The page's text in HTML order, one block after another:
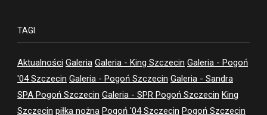
TAGI
Aktualności Galeria Galeria - King Szczecin Galeria - Pogoń
'04 Szczecin Galeria - Pogoń Szczecin Galeria - Sandra
SPA Pogoń Szczecin Galeria - SPR Pogoń Szczecin King
Szczecin piłka nożna Pogoń '04 Szczecin Pogoń Szczecin